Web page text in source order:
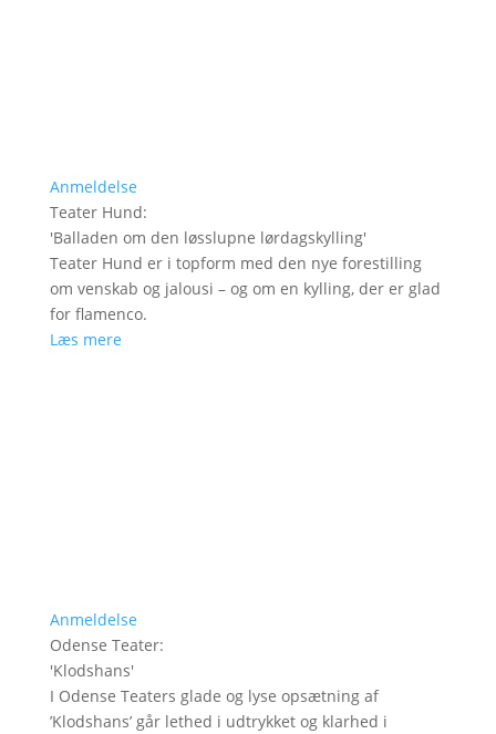
Anmeldelse
Teater Hund:
'Balladen om den løsslupne lørdagskylling'
Teater Hund er i topform med den nye forestilling
om venskab og jalousi – og om en kylling, der er glad
for flamenco.
Læs mere
Anmeldelse
Odense Teater:
'Klodshans'
I Odense Teaters glade og lyse opsætning af
’Klodshans’ går lethed i udtrykket og klarhed i